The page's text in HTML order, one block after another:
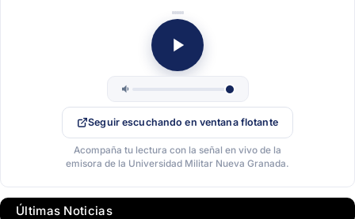
Seguir escuchando en ventana flotante
Acompaña tu lectura con la señal en vivo de la
emisora de la Universidad Militar Nueva Granada.
Últimas Noticias